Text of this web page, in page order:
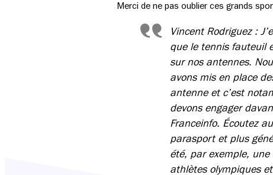
Merci de ne pas oublier ces grands
Vincent Rodriguez :
que le tennis fauteuil
sur nos antennes.
avons mis en place
antenne et c’est
devons engager
Franceinfo. Écoutez
parasport et plus
été, par exemple, une
athlètes olympiques